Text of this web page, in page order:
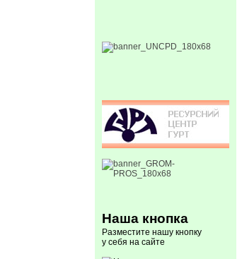
Наша кнопка
Разместите нашу кнопку
у себя на сайте